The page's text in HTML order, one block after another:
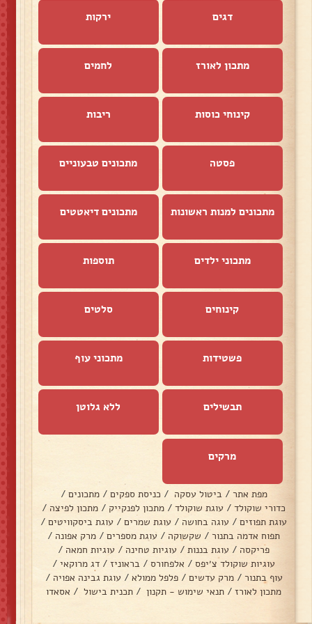
דגים ירקות
מתכון לאורז לחמים
קינוחי כוסות ריבות
פסטה מתכונים טבעוניים
מתכונים למנות ראשונות מתכונים דיאטטים
מתכוני ילדים תוספות
קינוחים סלטים
פשטידות מתכוני עוף
תבשילים ללא גלוטן
מרקים
מפת אתר / ביטול עסקה / כניסת ספקים / מתכונים /
כדורי שוקולד / עוגת שוקולד / מתכון לפנקייק / מתכון לפיצה /
עוגת תפוזים / עוגה בחושה / עוגת שמרים / עוגת ביסקוויטים /
תפוח אדמה בתנור / שקשוקה / עוגת מספרים / מרק אפונה /
פריקסה / עוגת בננות / עוגיות טחינה / עוגיות חמאה /
עוגיות שוקולד צ׳יפס / אלפחורס / בראוניז / דג מרוקאי /
עוף בתנור / מרק עדשים / פלפל ממולא / עוגת גבינה אפויה /
מתכון לאורז / תנאי שימוש - תקנון / תכנית בישול / אסאדו